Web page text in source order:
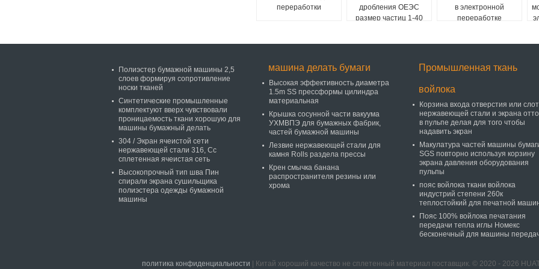
переработки
дробления ОЕЭС
размер частиц 1-40
в электронной
переработке
Полиэстер бумажной машины 2,5
слоев формируя сопротивление
носки тканей
Синтетические промышленные
комплектуют вверх чувствовали
проницаемость ткани хорошую для
машины бумажный делать
304 / Экран ячеистой сети
нержавеющей стали 316, Сс
сплетенная ячеистая сеть
Высокопрочный тип шва Пин
спирали экрана сушильщика
полиэстера одежды бумажной
машины
машина делать бумаги
Высокая эффективность диаметра
1.5m SS прессформы цилиндра
материальная
Крышка сосунной части вакуума
УХМВПЭ для бумажных фабрик,
частей бумажной машины
Лезвие нержавеющей стали для
камня Rolls раздела прессы
Крен смычка банана
распространителя резины или
хрома
Промышленная ткань
войлока
Корзина входа отверстия или
нержавеющей стали и экрана
в пульпе делая для того чтобы
надавить экран
Макулатура частей машины
SGS повторно используя корзину
экрана давления оборудования
пульпы
пояс войлока ткани войлока
индустрий степени 260к
теплостойкий для печатной
Пояс 100% войлока печатания
передачи тепла иглы Номекс
бесконечный для машины
политика конфиденциальности | Китай хороший качество не сплетенный материал поставщик. © 2020 - 2026